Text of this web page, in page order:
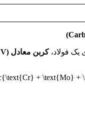
یک فولاد،کربن معادل (CEV)